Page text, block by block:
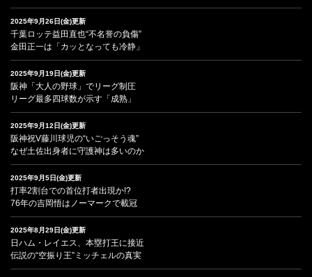
2025年9月26日(金)更新
千葉ロッテ益田直也“不名誉の負傷”
金田正一は「カッとなっても冷静」
2025年9月19日(金)更新
阪神「大人の野球」でリーグ制圧
リーグ最多四球数が示す「成熟」
2025年9月12日(金)更新
阪神祝V藤川球児の“いごっそう魂”
なぜ土佐出身者に守護神は多いのか
2025年9月5日(金)更新
打率2割台での首位打者出現か!?
76年の吉岡悟はノーマークで載冠
2025年8月29日(金)更新
日ハム・レイエス、本塁打王に接近
伝説の“空振り王”ミッチェルの真実